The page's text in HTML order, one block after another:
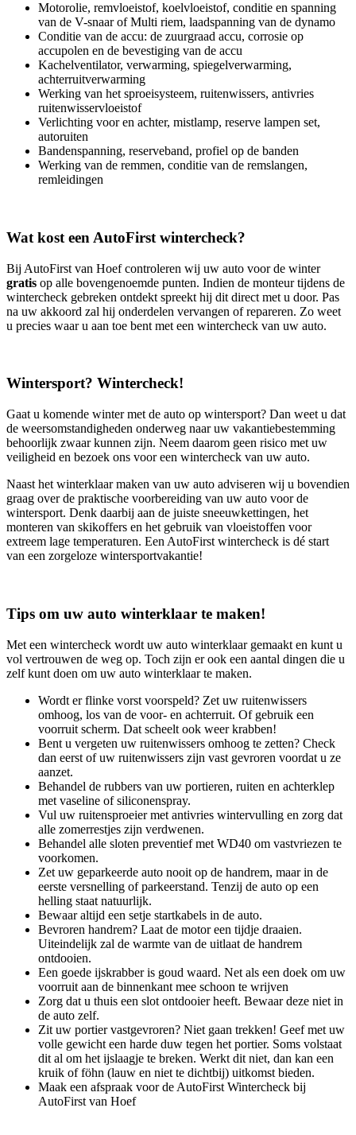
Motorolie, remvloeistof, koelvloeistof, conditie en spanning
van de V-snaar of Multi riem, laadspanning van de dynamo
Conditie van de accu: de zuurgraad accu, corrosie op
accupolen en de bevestiging van de accu
Kachelventilator, verwarming, spiegelverwarming,
achterruitverwarming
Werking van het sproeisysteem, ruitenwissers, antivries
ruitenwisservloeistof
Verlichting voor en achter, mistlamp, reserve lampen set,
autoruiten
Bandenspanning, reserveband, profiel op de banden
Werking van de remmen, conditie van de remslangen,
remleidingen
Wat kost een AutoFirst wintercheck?
Bij AutoFirst van Hoef controleren wij uw auto voor de winter
gratis op alle bovengenoemde punten. Indien de monteur tijdens de
wintercheck gebreken ontdekt spreekt hij dit direct met u door. Pas
na uw akkoord zal hij onderdelen vervangen of repareren. Zo weet
u precies waar u aan toe bent met een wintercheck van uw auto.
Wintersport? Wintercheck!
Gaat u komende winter met de auto op wintersport? Dan weet u dat
de weersomstandigheden onderweg naar uw vakantiebestemming
behoorlijk zwaar kunnen zijn. Neem daarom geen risico met uw
veiligheid en bezoek ons voor een wintercheck van uw auto.
Naast het winterklaar maken van uw auto adviseren wij u bovendien
graag over de praktische voorbereiding van uw auto voor de
wintersport. Denk daarbij aan de juiste sneeuwkettingen, het
monteren van skikoffers en het gebruik van vloeistoffen voor
extreem lage temperaturen. Een AutoFirst wintercheck is dé start
van een zorgeloze wintersportvakantie!
Tips om uw auto winterklaar te maken!
Met een wintercheck wordt uw auto winterklaar gemaakt en kunt u
vol vertrouwen de weg op. Toch zijn er ook een aantal dingen die u
zelf kunt doen om uw auto winterklaar te maken.
Wordt er flinke vorst voorspeld? Zet uw ruitenwissers
omhoog, los van de voor- en achterruit. Of gebruik een
voorruit scherm. Dat scheelt ook weer krabben!
Bent u vergeten uw ruitenwissers omhoog te zetten? Check
dan eerst of uw ruitenwissers zijn vast gevroren voordat u ze
aanzet.
Behandel de rubbers van uw portieren, ruiten en achterklep
met vaseline of siliconenspray.
Vul uw ruitensproeier met antivries wintervulling en zorg dat
alle zomerrestjes zijn verdwenen.
Behandel alle sloten preventief met WD40 om vastvriezen te
voorkomen.
Zet uw geparkeerde auto nooit op de handrem, maar in de
eerste versnelling of parkeerstand. Tenzij de auto op een
helling staat natuurlijk.
Bewaar altijd een setje startkabels in de auto.
Bevroren handrem? Laat de motor een tijdje draaien.
Uiteindelijk zal de warmte van de uitlaat de handrem
ontdooien.
Een goede ijskrabber is goud waard. Net als een doek om uw
voorruit aan de binnenkant mee schoon te wrijven
Zorg dat u thuis een slot ontdooier heeft. Bewaar deze niet in
de auto zelf.
Zit uw portier vastgevroren? Niet gaan trekken! Geef met uw
volle gewicht een harde duw tegen het portier. Soms volstaat
dit al om het ijslaagje te breken. Werkt dit niet, dan kan een
kruik of föhn (lauw en niet te dichtbij) uitkomst bieden.
Maak een afspraak voor de AutoFirst Wintercheck bij
AutoFirst van Hoef